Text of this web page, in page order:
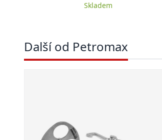
Skladem
Další od Petromax